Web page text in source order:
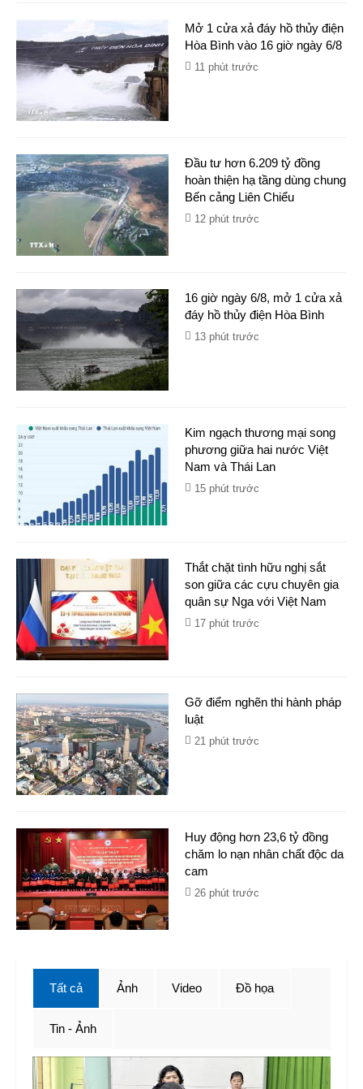
Mở 1 cửa xả đáy hồ thủy điện
Hòa Bình vào 16 giờ ngày 6/8
11 phút trước
Đầu tư hơn 6.209 tỷ đồng
hoàn thiện hạ tầng dùng chung
Bến cảng Liên Chiểu
12 phút trước
16 giờ ngày 6/8, mở 1 cửa xả
đáy hồ thủy điện Hòa Bình
13 phút trước
Kim ngạch thương mại song
phương giữa hai nước Việt
Nam và Thái Lan
15 phút trước
Thắt chặt tình hữu nghị sắt
son giữa các cựu chuyên gia
quân sự Nga với Việt Nam
17 phút trước
Gỡ điểm nghẽn thi hành pháp
luật
21 phút trước
Huy động hơn 23,6 tỷ đồng
chăm lo nạn nhân chất độc da
cam
26 phút trước
Tất cả Ảnh Video Đồ họa
Tin - Ảnh